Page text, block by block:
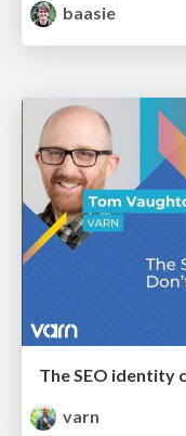
baasie
varn